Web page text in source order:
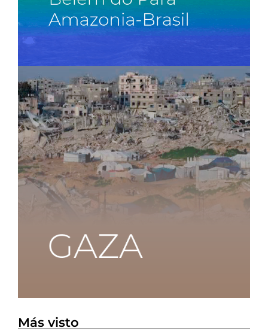
Más visto